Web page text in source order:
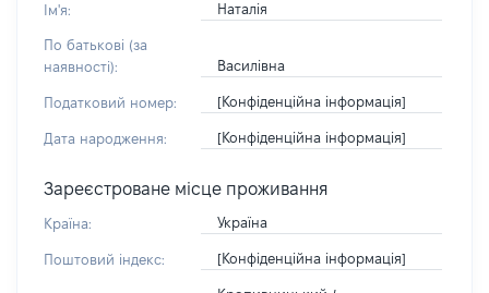
Ім'я: Наталія
По батькові (за
наявності):
Василівна
Податковий номер: [Конфіденційна інформація]
Дата народження: [Конфіденційна інформація]
Зареєстроване місце проживання
Країна: Україна
Поштовий індекс: [Конфіденційна інформація]